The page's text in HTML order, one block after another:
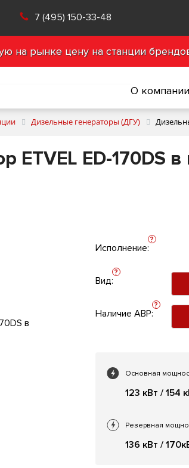
7 (495) 150-33-48
на рынке цену на станции
О компании
Дизельные генераторы (ДГУ)
ETVEL ED-170DS
Исполнение:
?
Вид:
?
Наличие АВР:
?
Основная
123 кВт / 154
Резервная
136 кВт /